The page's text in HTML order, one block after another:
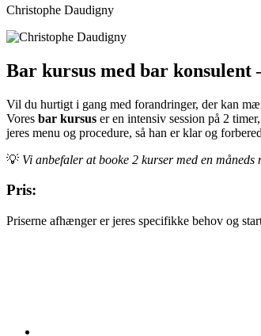
Christophe Daudigny
Bar kursus med bar konsulent
Vil du hurtigt i gang med forandringer, der kan
Vores bar kursus er en intensiv session på 2
jeres menu og procedure, så han er klar og
💡 Vi anbefaler at booke 2 kurser med en
Pris:
Priserne afhænger er jeres specifikke behov og